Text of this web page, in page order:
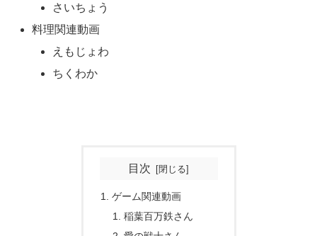
さいちょう
料理関連動画
えもじょわ
ちくわか
目次
ゲーム関連動画
稲葉百万鉄さん